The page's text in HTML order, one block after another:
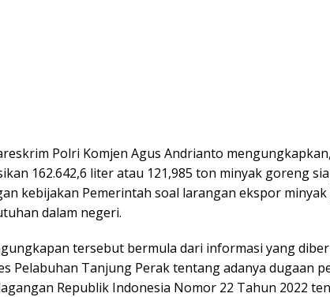
Polri Komjen Agus Andrianto
162.642,6 liter atau 121,985 ton minyak goreng
kebijakan Pemerintah soal larangan ekspor
dalam negeri.
tersebut bermula dari informasi yang
Pelabuhan Tanjung Perak tentang adanya dugaan
Republik Indonesia Nomor 22 Tahun 2022